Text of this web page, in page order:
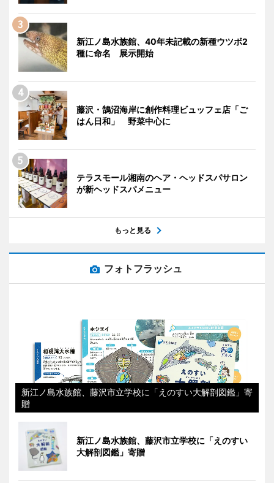
新江ノ島水族館、40年未記載の新種ウツボ2
種に命名 展示開始
藤沢・鵠沼海岸に創作料理ビュッフェ店「ご
はん日和」 野菜中心に
テラスモール湘南のヘア・ヘッドスパサロン
が新ヘッドスパメニュー
もっと見る
フォトフラッシュ
新江ノ島水族館、藤沢市立学校に「えのすい大解剖図鑑」寄
贈
新江ノ島水族館、藤沢市立学校に「えのすい
大解剖図鑑」寄贈